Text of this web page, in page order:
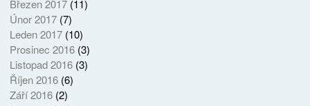
Březen 2017(11)
Únor 2017(7)
Leden 2017(10)
Prosinec 2016(3)
Listopad 2016(3)
Říjen 2016(6)
Září 2016(2)